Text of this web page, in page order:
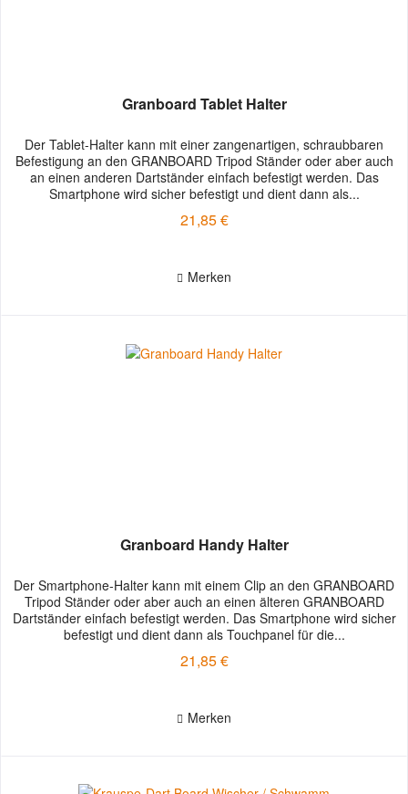
Granboard Tablet Halter
Der Tablet-Halter kann mit einer zangenartigen, schraubbaren
Befestigung an den GRANBOARD Tripod Ständer oder aber auch
an einen anderen Dartständer einfach befestigt werden. Das
Smartphone wird sicher befestigt und dient dann als...
21,85 €
Merken
Granboard Handy Halter
Der Smartphone-Halter kann mit einem Clip an den GRANBOARD
Tripod Ständer oder aber auch an einen älteren GRANBOARD
Dartständer einfach befestigt werden. Das Smartphone wird sicher
befestigt und dient dann als Touchpanel für die...
21,85 €
Merken